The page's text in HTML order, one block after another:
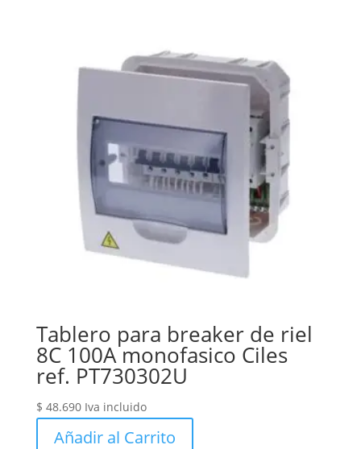
Tablero para breaker de riel
8C 100A monofasico Ciles
ref. PT730302U
$ 48.690 Iva incluido
Añadir al Carrito